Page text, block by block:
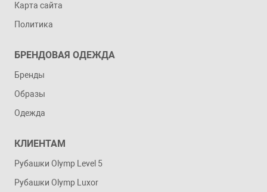
Карта сайта
Политика
БРЕНДОВАЯ ОДЕЖДА
Бренды
Образы
Одежда
КЛИЕНТАМ
Рубашки Olymp Level 5
Рубашки Olymp Luxor